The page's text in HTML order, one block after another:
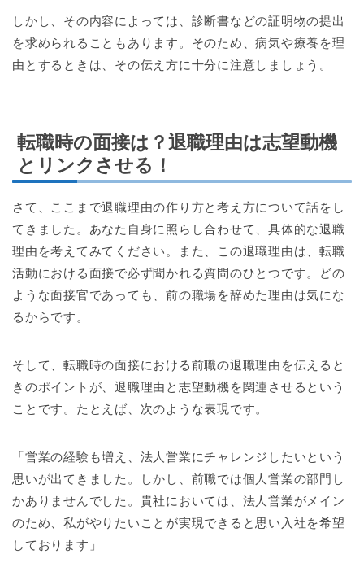
しかし、その内容によっては、診断書などの証明物の提出
を求められることもあります。そのため、病気や療養を理
由とするときは、その伝え方に十分に注意しましょう。
転職時の面接は？退職理由は志望動機
とリンクさせる！
さて、ここまで退職理由の作り方と考え方について話をし
てきました。あなた自身に照らし合わせて、具体的な退職
理由を考えてみてください。また、この退職理由は、転職
活動における面接で必ず聞かれる質問のひとつです。どの
ような面接官であっても、前の職場を辞めた理由は気にな
るからです。
そして、転職時の面接における前職の退職理由を伝えると
きのポイントが、退職理由と志望動機を関連させるという
ことです。たとえば、次のような表現です。
「営業の経験も増え、法人営業にチャレンジしたいという
思いが出てきました。しかし、前職では個人営業の部門し
かありませんでした。貴社においては、法人営業がメイン
のため、私がやりたいことが実現できると思い入社を希望
しております」